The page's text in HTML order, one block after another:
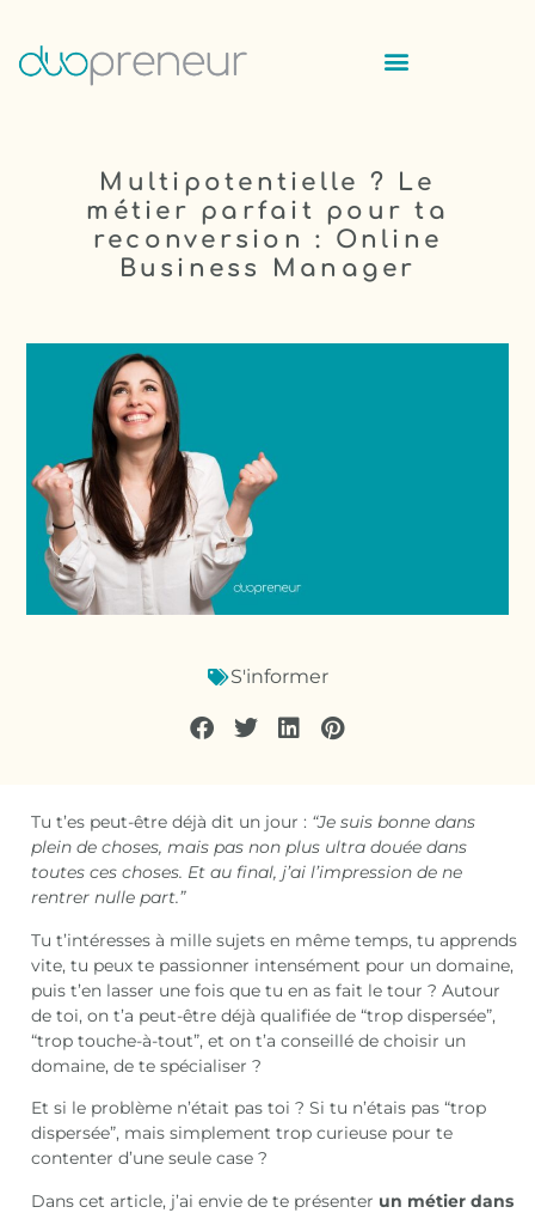
Multipotentielle ? Le
métier parfait pour ta
reconversion : Online
Business Manager
S'informer
Tu t’es peut-être déjà dit un jour : “Je suis bonne dans
plein de choses, mais pas non plus ultra douée dans
toutes ces choses. Et au final, j’ai l’impression de ne
rentrer nulle part.”
Tu t’intéresses à mille sujets en même temps, tu apprends
vite, tu peux te passionner intensément pour un domaine,
puis t’en lasser une fois que tu en as fait le tour ? Autour
de toi, on t’a peut-être déjà qualifiée de “trop dispersée”,
“trop touche-à-tout”, et on t’a conseillé de choisir un
domaine, de te spécialiser ?
Et si le problème n’était pas toi ? Si tu n’étais pas “trop
dispersée”, mais simplement trop curieuse pour te
contenter d’une seule case ?
Dans cet article, j’ai envie de te présenter un métier dans